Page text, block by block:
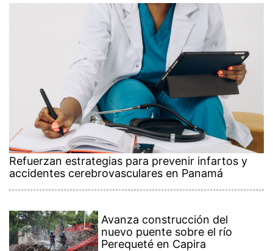
Refuerzan estrategias para prevenir infartos y
accidentes cerebrovasculares en Panamá
Avanza construcción del
nuevo puente sobre el río
Perequeté en Capira